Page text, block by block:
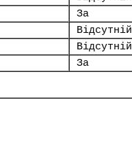
За
Відсутній
Відсутній
За